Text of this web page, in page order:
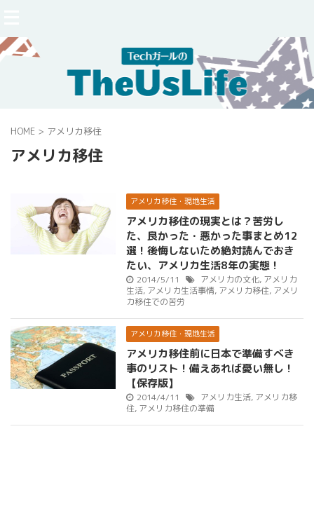
HOME > アメリカ移住
アメリカ移住
アメリカ移住・現地生活
アメリカ移住の現実とは？苦労し
た、良かった・悪かった事まとめ12
選！後悔しないため絶対読んでおき
たい、アメリカ生活8年の実態！
2014/5/11 アメリカの文化, アメリカ
生活, アメリカ生活事情, アメリカ移住, アメリ
カ移住での苦労
アメリカ移住・現地生活
アメリカ移住前に日本で準備すべき
事のリスト！備えあれば憂い無し！
【保存版】
2014/4/11 アメリカ生活, アメリカ移
住, アメリカ移住の準備